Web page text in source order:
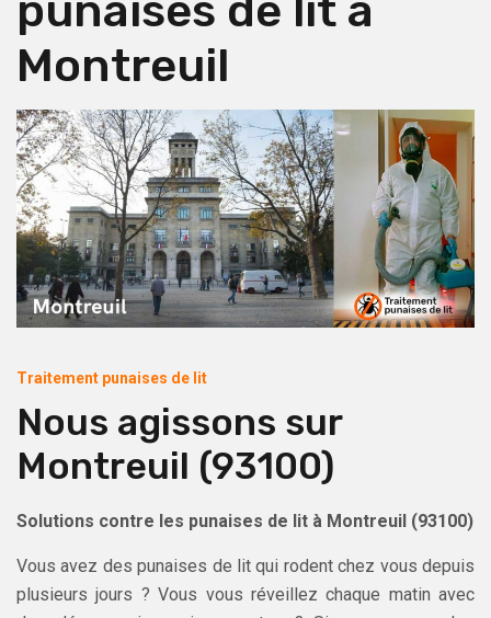
Montreuil
Traitement punaises de lit
Nous agissons sur
Montreuil (93100)
Solutions contre les punaises de lit à Montreuil (93100)
Vous avez des punaises de lit qui rodent chez vous depuis
plusieurs jours ? Vous vous réveillez chaque matin avec